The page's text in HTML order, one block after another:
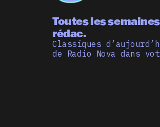
Toutes les
rédac.
Classiques
de Radio Nova dans